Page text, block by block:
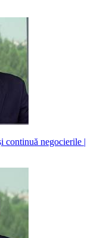
negocierile |